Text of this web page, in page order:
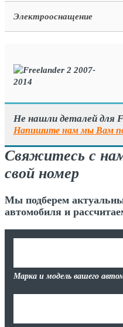
Электрооснащение
Не нашли деталей для
Напишите нам мы Вам
Свяжитесь с
свой номер
Мы подберем
автомобиля и
Марка и модель вашего